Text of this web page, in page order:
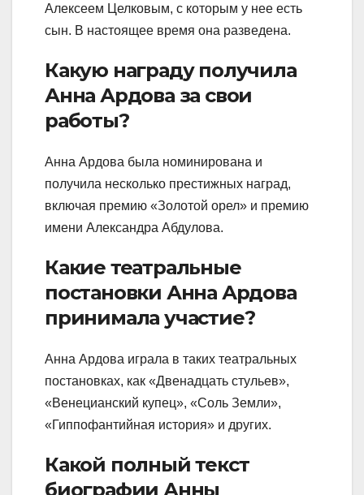
Алексеем Целковым, с которым у нее есть
сын. В настоящее время она разведена.
Какую награду получила
Анна Ардова за свои
работы?
Анна Ардова была номинирована и
получила несколько престижных наград,
включая премию «Золотой орел» и премию
имени Александра Абдулова.
Какие театральные
постановки Анна Ардова
принимала участие?
Анна Ардова играла в таких театральных
постановках, как «Двенадцать стульев»,
«Венецианский купец», «Соль Земли»,
«Гиппофантийная история» и других.
Какой полный текст
биографии Анны